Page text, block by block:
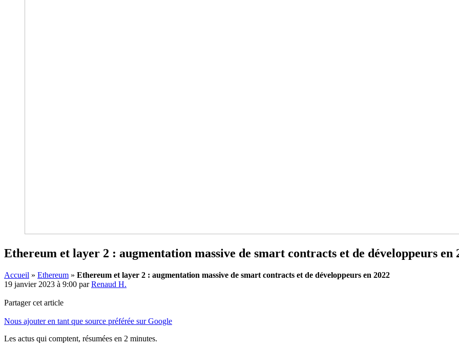
Ethereum et layer 2 : augmentation massive de smart contracts et de développeurs en
Accueil » Ethereum » Ethereum et layer 2 : augmentation massive de smart contracts et de développeurs en 2022
19 janvier 2023 à 9:00 parRenaud H.
Partager cet article
Nous ajouter en tant que source préférée sur Google
Les actus qui comptent, résumées en 2 minutes.